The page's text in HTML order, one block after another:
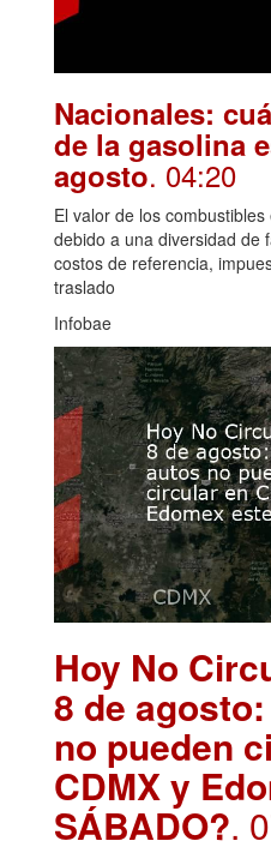
Nacionales:
de la gasolina
agosto. 04:20
El valor de los
debido a una diversidad de
costos de referencia,
traslado
Infobae
Hoy No
8 de
no pueden
CDMX y
SÁBADO?.